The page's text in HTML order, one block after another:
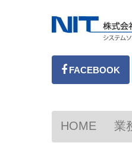
HOME 業